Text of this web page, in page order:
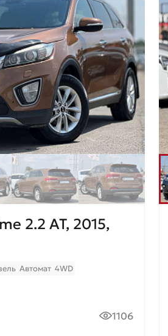
2.2 AT, 2015,
Автомат 4WD
1106